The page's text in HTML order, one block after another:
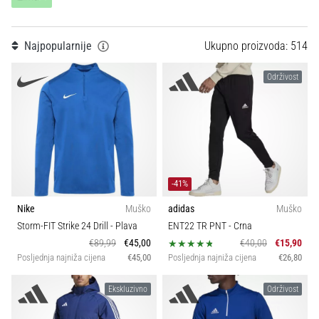
tisak
sportske
1. 7. 2025
1 min. čitanja
Play
More
Victories
se
ženski
EURO
Veličina
Teamsales
Klubovi
Kolekcija
Disciplina
Kroj
Karakteristike
Pozicija
Najpopularnije Ukupno proizvoda: 514
Nike
Muško
Storm-FIT Strike 24 Drill - Plava
€89,99
€45,00
Posljednja najniža cijena €45,00
Održivost
-41%
adidas
Muško
ENT22 TR PNT- Crna
€40,00
€15,90
Posljednja najniža cijena €26,80
Ekskluzivno Održivost